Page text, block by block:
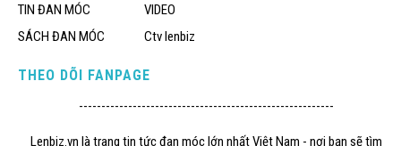
TIN ĐAN MÓC
SÁCH ĐAN MÓC
VIDEO
Ctv lenbiz
THEO DÕI FANPAGE
---------------------------------------------------------
Lenbiz.vn là trang tin tức đan móc lớn nhất Việt Nam - nơi bạn sẽ tìm